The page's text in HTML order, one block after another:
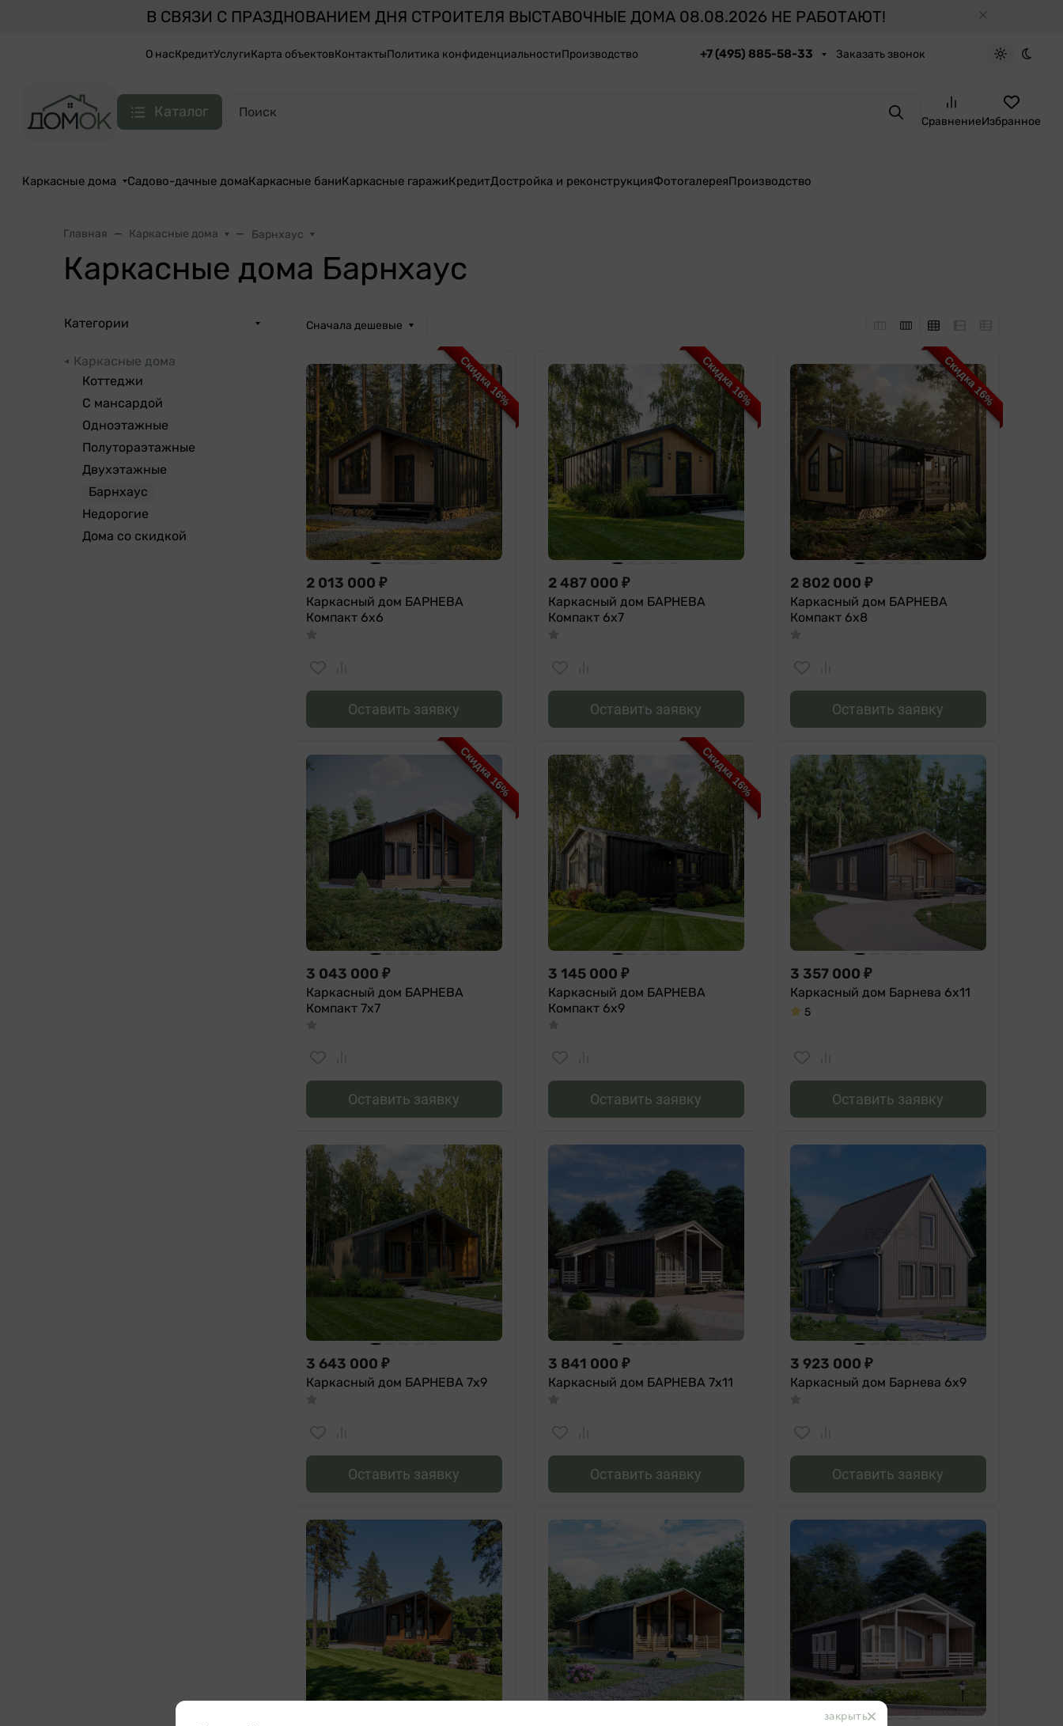
В СВЯЗИ С ПРАЗДНОВАНИЕМ ДНЯ СТРОИТЕЛЯ ВЫСТАВОЧНЫЕ ДОМА 08.08.2026 НЕ РАБОТАЮТ!
О насКредитУслугиКарта объектовКонтактыПолитика конфиденциальностиПроизводство +7 (495) 885-58-33 Заказать звонок
Светлая
Каталог ПоискСравнениеИзбранное
Каркасные дома Садово-дачные домаКаркасные баниКаркасные гаражиКредитДостройка и реконструкцияФотогалереяПроизводство
Главная Каркасные дома Барнхаус
Каркасные дома Барнхаус
Категории
Каркасные дома
Коттеджи
С мансардой
Одноэтажные
Полутораэтажные
Двухэтажные
Барнхаус
Недорогие
Дома со скидкой
Сначала дешевые
Скидка 16%
2 013 000 ₽
Каркасный дом БАРНЕВА
Компакт 6х6
Оставить заявку
Скидка 16%
2 487 000 ₽
Каркасный дом БАРНЕВА
Компакт 6х7
Оставить заявку
Скидка 16%
2 802 000 ₽
Каркасный дом БАРНЕВА
Компакт 6х8
Оставить заявку
Скидка 16%
3 043 000 ₽
Каркасный дом БАРНЕВА
Компакт 7х7
Оставить заявку
Скидка 16%
3 145 000 ₽
Каркасный дом БАРНЕВА
Компакт 6х9
Оставить заявку
3 357 000 ₽
Каркасный дом Барнева 6х11
5
Оставить заявку
3 643 000 ₽
Каркасный дом БАРНЕВА 7х9
Оставить заявку
3 841 000 ₽
Каркасный дом БАРНЕВА 7х11
Оставить заявку
3 923 000 ₽
Каркасный дом Барнева 6x9
Оставить заявку